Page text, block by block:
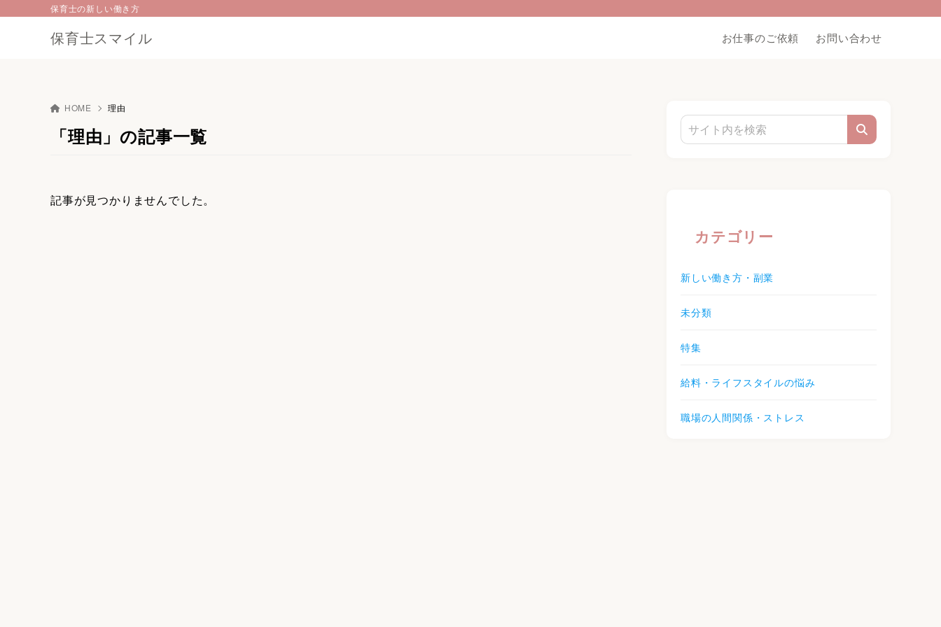
保育士スマイル
保育士の新しい働き方
お仕事のご依頼 お問い合わせ
HOME 理由
「理由」の記事一覧
記事が見つかりませんでした。
カテゴリー
新しい働き方・副業
未分類
特集
給料・ライフスタイルの悩み
職場の人間関係・ストレス